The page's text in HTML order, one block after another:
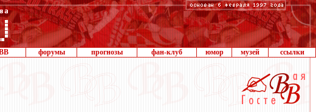
форумы прогнозы фан-клуб юмор музей ссылки